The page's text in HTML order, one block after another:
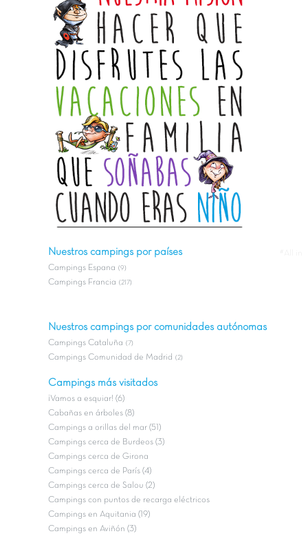
Nuestros campings por países
Campings Espana (9)
Campings Francia (217)
Nuestros campings por comunidades autónomas
Campings Cataluña (7)
Campings Comunidad de Madrid (2)
Campings más visitados
¡Vamos a esquiar! (6)
Cabañas en árboles (8)
Campings a orillas del mar (51)
Campings cerca de Burdeos (3)
Campings cerca de Girona
Campings cerca de París (4)
Campings cerca de Salou (2)
Campings con puntos de recarga eléctricos
Campings en Aquitania (19)
Campings en Aviñón (3)